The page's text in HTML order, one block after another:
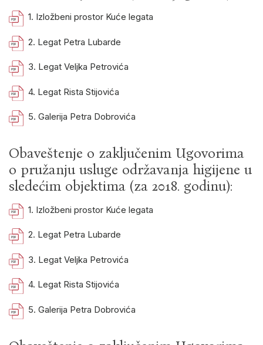
1. Izložbeni prostor Kuće legata
2. Legat Petra Lubarde
3. Legat Veljka Petrovića
4. Legat Rista Stijovića
5. Galerija Petra Dobrovića
Obaveštenje o zaključenim Ugovorima
o pružanju usluge održavanja higijene u
sledećim objektima (za 2018. godinu):
1. Izložbeni prostor Kuće legata
2. Legat Petra Lubarde
3. Legat Veljka Petrovića
4. Legat Rista Stijovića
5. Galerija Petra Dobrovića